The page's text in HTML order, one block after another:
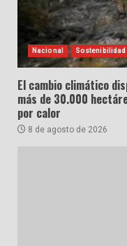
Nacional Sostenibilidad
El cambio climático
más de 30.000
por calor
8 de agosto de 2026